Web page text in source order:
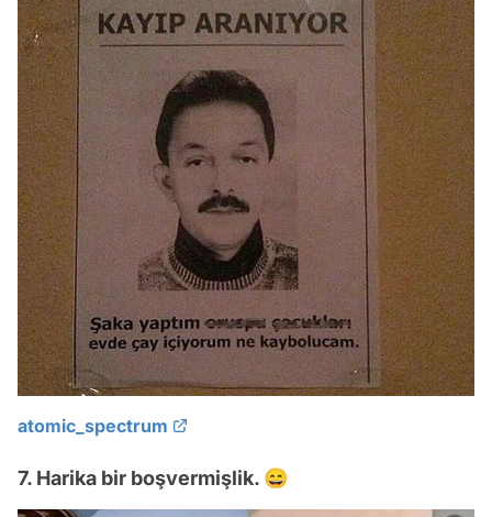
atomic_spectrum
7. Harika bir boşvermişlik. 😄